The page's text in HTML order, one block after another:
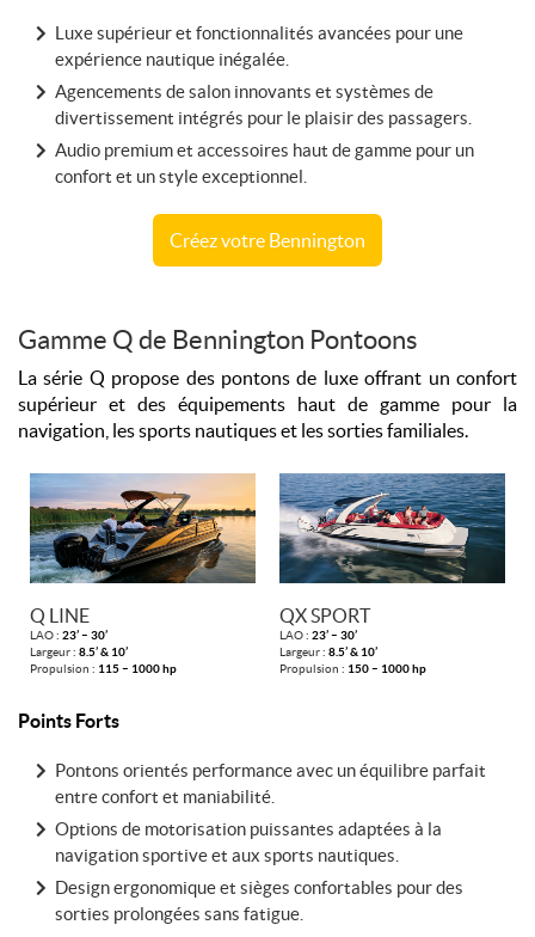
Luxe supérieur et fonctionnalités avancées pour une
expérience nautique inégalée.
Agencements de salon innovants et systèmes de
divertissement intégrés pour le plaisir des passagers.
Audio premium et accessoires haut de gamme pour un
confort et un style exceptionnel.
Créez votre Bennington
Gamme Q de Bennington Pontoons
La série Q propose des pontons de luxe offrant un confort
supérieur et des équipements haut de gamme pour la
navigation, les sports nautiques et les sorties familiales.
Q LINE
LAO : 23’ – 30’
Largeur : 8.5’ & 10’
Propulsion : 115 – 1000 hp
QX SPORT
LAO : 23’ – 30’
Largeur : 8.5’ & 10’
Propulsion : 150 – 1000 hp
Points Forts
Pontons orientés performance avec un équilibre parfait
entre confort et maniabilité.
Options de motorisation puissantes adaptées à la
navigation sportive et aux sports nautiques.
Design ergonomique et sièges confortables pour des
sorties prolongées sans fatigue.